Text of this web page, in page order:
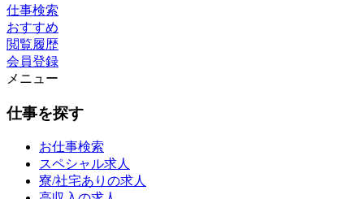
仕事検索
おすすめ
閲覧履歴
会員登録
メニュー
仕事を探す
お仕事検索
スペシャル求人
寮/社宅ありの求人